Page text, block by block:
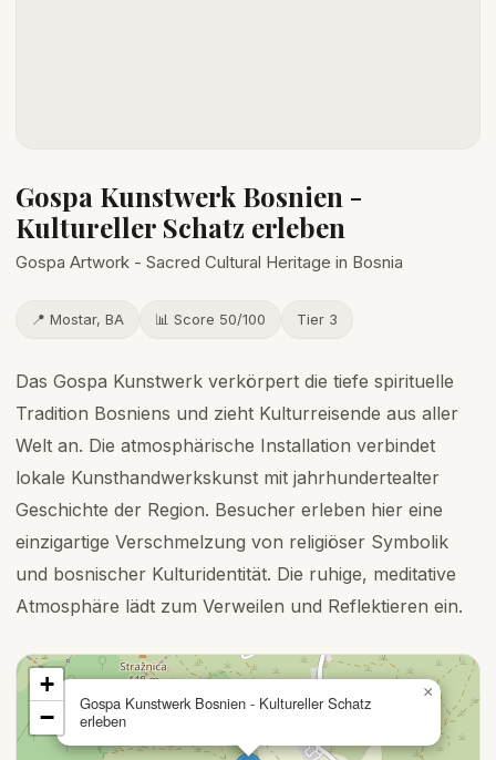
Gospa Kunstwerk Bosnien -
Kultureller Schatz erleben
Gospa Artwork - Sacred Cultural Heritage in Bosnia
📍 Mostar, BA 📊 Score 50/100 Tier 3
Das Gospa Kunstwerk verkörpert die tiefe spirituelle
Tradition Bosniens und zieht Kulturreisende aus aller
Welt an. Die atmosphärische Installation verbindet
lokale Kunsthandwerkskunst mit jahrhundertealter
Geschichte der Region. Besucher erleben hier eine
einzigartige Verschmelzung von religiöser Symbolik
und bosnischer Kulturidentität. Die ruhige, meditative
Atmosphäre lädt zum Verweilen und Reflektieren ein.
Gospa Kunstwerk Bosnien - Kultureller Schatz
erleben
×
+
−